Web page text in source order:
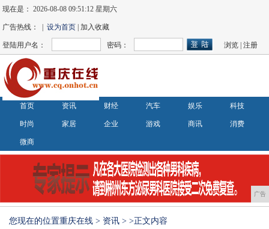
现在是：2026-08-08 09:51:12 星期六
广告热线： |设为首页 | 加入收藏
登陆用户名： 密码： 浏览 |注册
首页 资讯 财经 汽车 娱乐 科技
时尚 家居 企业 游戏 商讯 消费
微商
广告
您现在的位置重庆在线 > 资讯 > >正文内容